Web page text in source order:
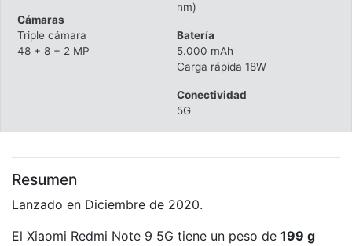
Cámaras
Triple cámara
48 + 8 + 2 MP
nm)
Batería
5.000 mAh
Carga rápida 18W
Conectividad
5G
Resumen
Lanzado en Diciembre de 2020.
El Xiaomi Redmi Note 9 5G tiene un peso de 199 g